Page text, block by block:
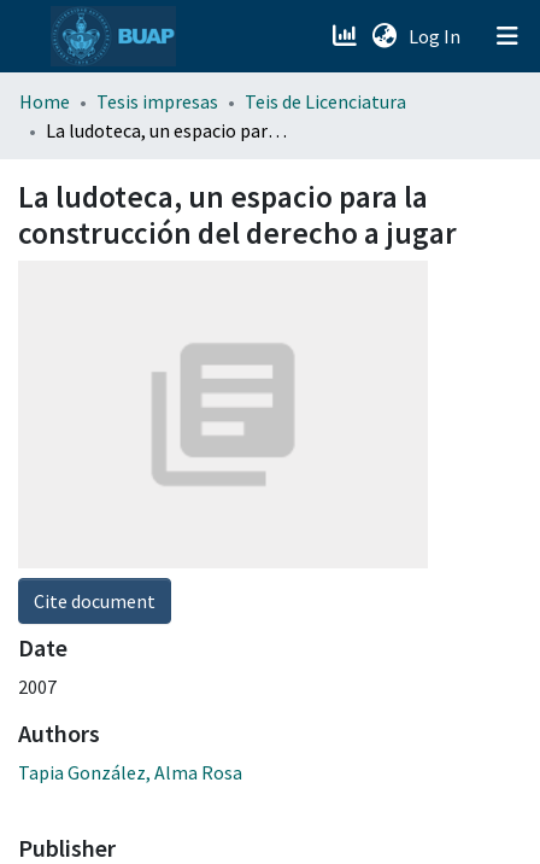
Log In (current)
menu.section.about_menu
Home Tesis impresas
Teis de Licenciatura
La ludoteca, un espacio para la construcción del derecho a jugar
La ludoteca, un espacio para la
construcción del derecho a jugar
Cite document
Date
2007
Authors
Tapia González, Alma Rosa
Publisher